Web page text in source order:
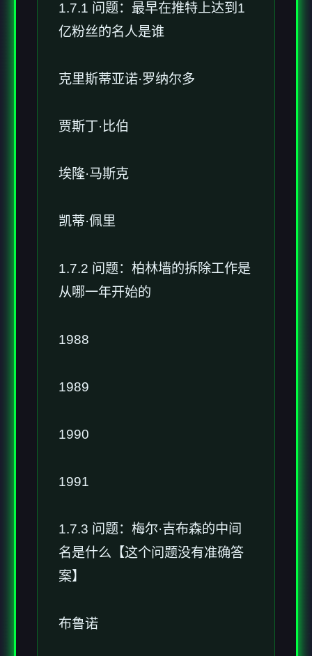
1.7.1 问题：最早在推特上达到1
亿粉丝的名人是谁
克里斯蒂亚诺·罗纳尔多
贾斯丁·比伯
埃隆·马斯克
凯蒂·佩里
1.7.2 问题：柏林墙的拆除工作是
从哪一年开始的
1988
1989
1990
1991
1.7.3 问题：梅尔·吉布森的中间
名是什么【这个问题没有准确答
案】
布鲁诺